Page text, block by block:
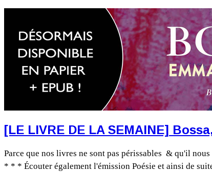
[LE LIVRE DE LA SEMAINE]
Parce que nos livres ne sont pas périssables & qu'il
* * * Écouter également l'émission Poésie et ainsi de